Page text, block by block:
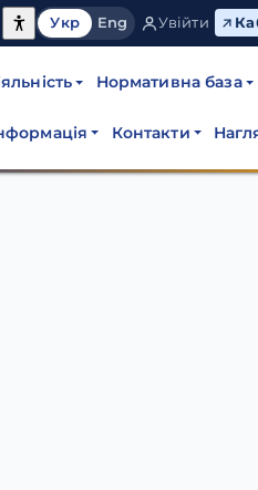
Укр Eng Увійти
Нормативна база
Контакти